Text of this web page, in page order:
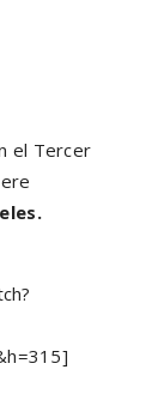
el Tercer